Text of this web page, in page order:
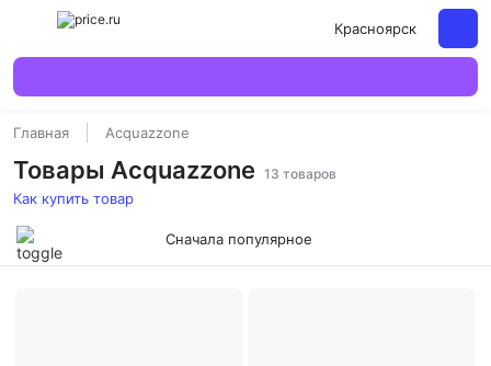
Красноярск
Главная Acquazzone
Товары Acquazzone 13 товаров
Как купить товар
Сначала популярное